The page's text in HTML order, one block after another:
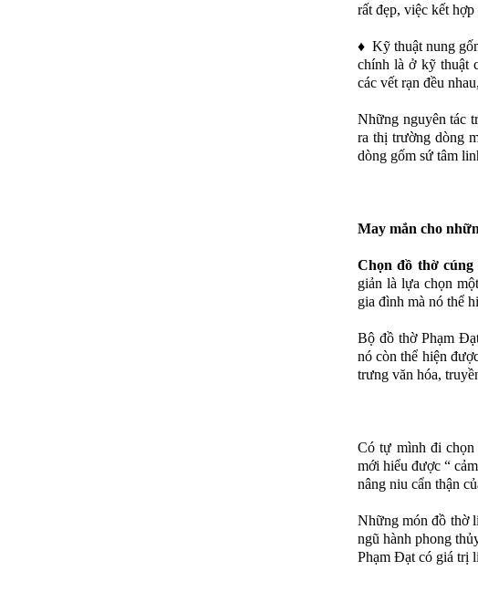
rất đẹp, việc kết
♦ Kỹ thuật nung
chính là ở kỹ thuật
các vết rạn đều
Những nguyên tác
ra thị trường dòng
dòng gốm sứ tâm
May mắn cho
Chọn đồ thờ
giản là lựa chọn
gia đình mà nó thể
Bộ đồ thờ Phạm
nó còn thể hiện
trưng văn hóa,
Có tự mình đi chọn
mới hiểu được “
nâng niu cẩn thận
Những món đồ thờ
ngũ hành phong
Phạm Đạt có giá trị